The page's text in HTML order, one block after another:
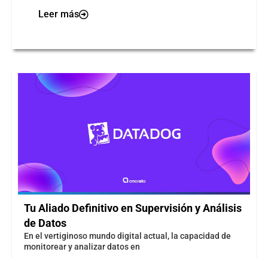
Leer más
Tu Aliado Definitivo en Supervisión y Análisis
de Datos
En el vertiginoso mundo digital actual, la capacidad de
monitorear y analizar datos en